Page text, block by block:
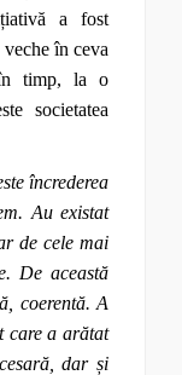
a fost
în ceva
în timp, la o
societatea
încrederea
Au existat
de cele mai
De această
coerentă. A
care a arătat
dar și